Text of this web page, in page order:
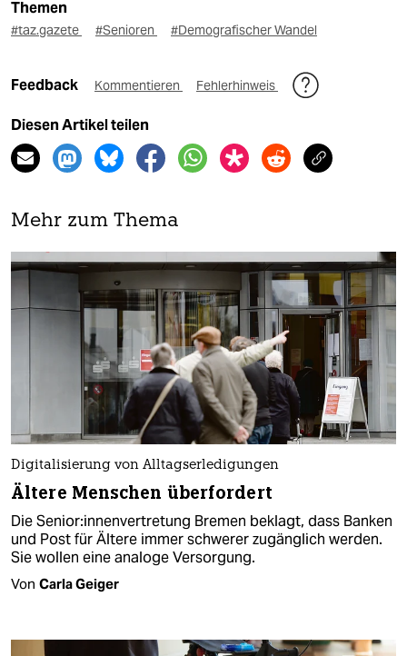
Themen
#taz.gazete #Senioren #Demografischer Wandel
Feedback Kommentieren Fehlerhinweis
Diesen Artikel teilen
Mehr zum Thema
Digitalisierung von Alltagserledigungen
Ältere Menschen überfordert
Die Se­nio­r:in­nen­ver­tre­tung Bremen beklagt, dass Banken
und Post für Ältere immer schwerer zugänglich werden.
Sie wollen eine analoge Versorgung.
Von Carla Geiger